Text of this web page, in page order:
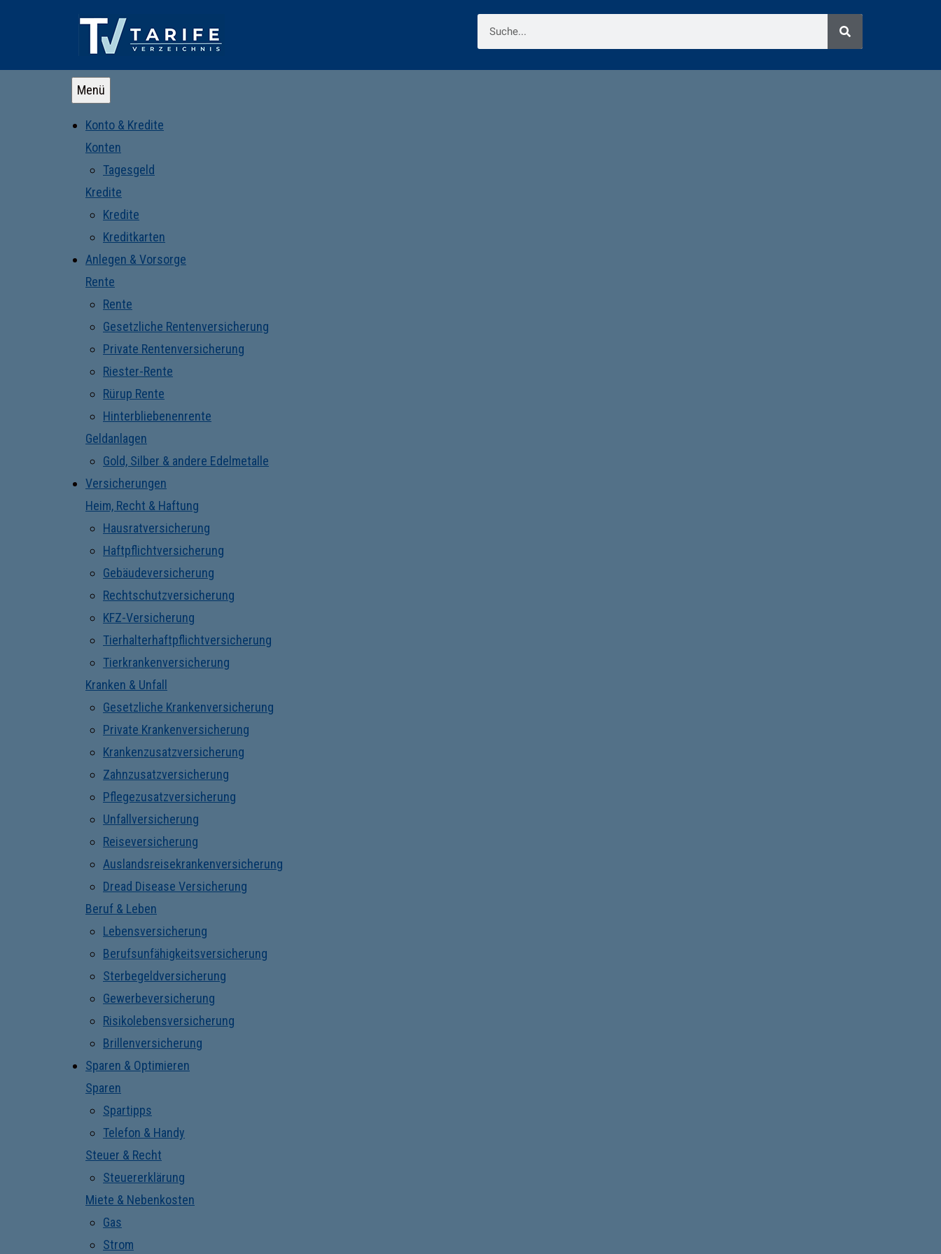
Menü
Konto & Kredite
Konten
Tagesgeld
Kredite
Kredite
Kreditkarten
Anlegen & Vorsorge
Rente
Rente
Gesetzliche Rentenversicherung
Private Rentenversicherung
Riester-Rente
Rürup Rente
Hinterbliebenenrente
Geldanlagen
Gold, Silber & andere Edelmetalle
Versicherungen
Heim, Recht & Haftung
Hausratversicherung
Haftpflichtversicherung
Gebäudeversicherung
Rechtschutzversicherung
KFZ-Versicherung
Tierhalterhaftpflichtversicherung
Tierkrankenversicherung
Kranken & Unfall
Gesetzliche Krankenversicherung
Private Krankenversicherung
Krankenzusatzversicherung
Zahnzusatzversicherung
Pflegezusatzversicherung
Unfallversicherung
Reiseversicherung
Auslandsreisekrankenversicherung
Dread Disease Versicherung
Beruf & Leben
Lebensversicherung
Berufsunfähigkeitsversicherung
Sterbegeldversicherung
Gewerbeversicherung
Risikolebensversicherung
Brillenversicherung
Sparen & Optimieren
Sparen
Spartipps
Telefon & Handy
Steuer & Recht
Steuererklärung
Miete & Nebenkosten
Gas
Strom